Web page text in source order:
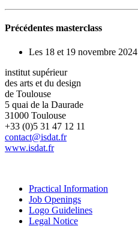
Précédentes masterclass
Les 18 et 19 novembre 2024
institut supérieur
des arts et du design
de Toulouse
5 quai de la Daurade
31000 Toulouse
+33 (0)5 31 47 12 11
contact@isdat.fr
www.isdat.fr
Practical Information
Job Openings
Logo Guidelines
Legal Notice